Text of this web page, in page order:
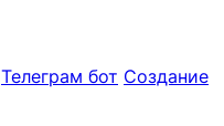
Телеграм бот Создание